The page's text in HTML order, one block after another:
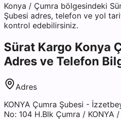
Konya / Çumra bölgesindeki
Şubesi adres, telefon ve yol
kontrol edebilirsiniz.
Sürat Kargo Konya
Adres ve Telefon
Adres
KONYA Çumra Şubesi -
No: 104 H.Blk Çumra / KONYA /